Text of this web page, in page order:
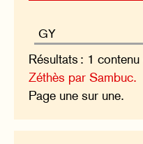
Résultats : 1
Zéthès par Sambuc.
Page une sur une.